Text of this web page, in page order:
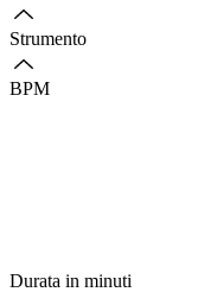
Strumento
BPM
Durata in minuti